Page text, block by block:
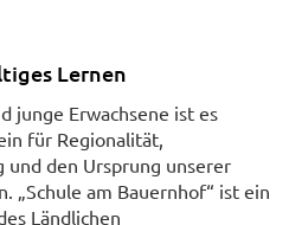
Lernen
junge Erwachsene ist es
für Regionalität,
den Ursprung unserer
„Schule am Bauernhof“ ist ein
Ländlichen